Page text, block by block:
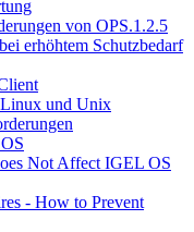
von OPS.1.2.5
erhöhtem Schutzbedarf
und Unix
Not Affect IGEL OS
- How to Prevent